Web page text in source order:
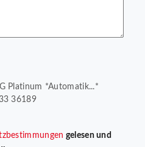
Platinum *Automatik...*
36189
gelesen und